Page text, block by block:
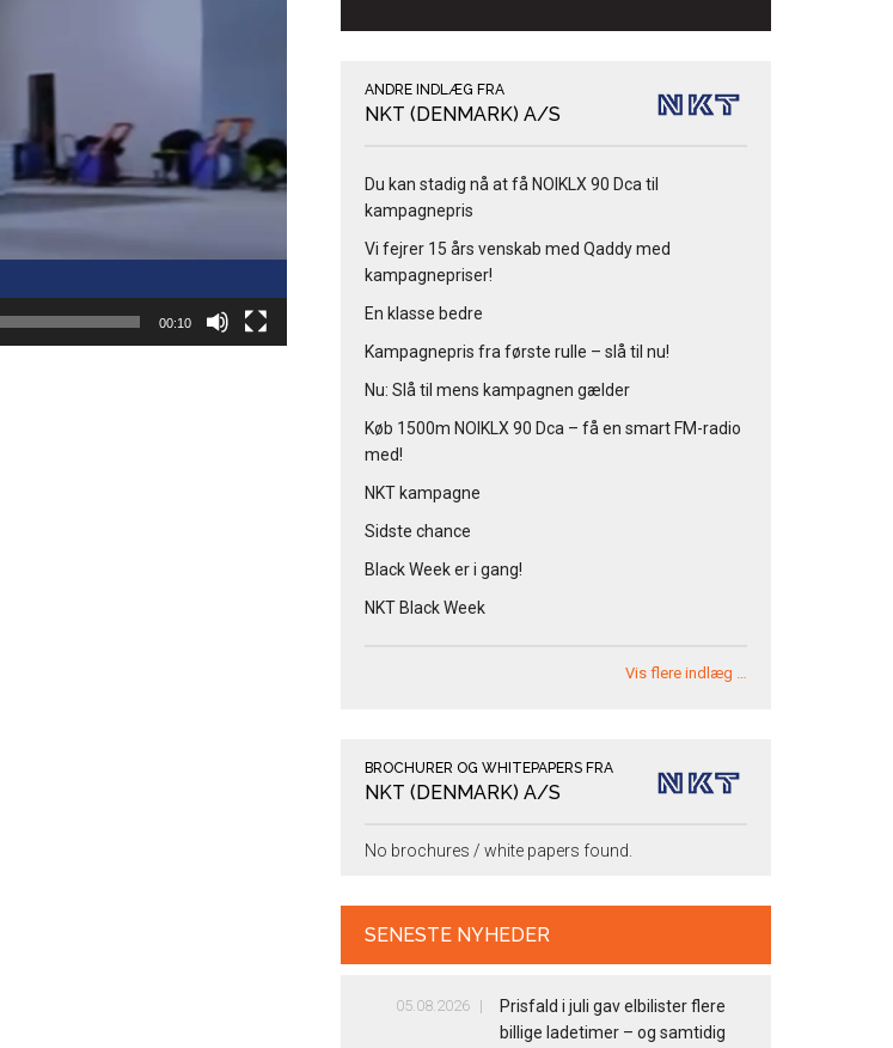
00:10
ANDRE INDLÆG FRA
NKT (DENMARK) A/S
Du kan stadig nå at få NOIKLX 90 Dca til
kampagnepris
Vi fejrer 15 års venskab med Qaddy med
kampagnepriser!
En klasse bedre
Kampagnepris fra første rulle – slå til nu!
Nu: Slå til mens kampagnen gælder
Køb 1500m NOIKLX 90 Dca – få en smart FM-radio
med!
NKT kampagne
Sidste chance
Black Week er i gang!
NKT Black Week
Vis flere indlæg …
BROCHURER OG WHITEPAPERS FRA
NKT (DENMARK) A/S
No brochures / white papers found.
SENESTE NYHEDER
05.08.2026
Prisfald i juli gav elbilister flere
billige ladetimer – og samtidig